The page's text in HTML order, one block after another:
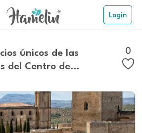
Login
únicos de las
del Centro de
0